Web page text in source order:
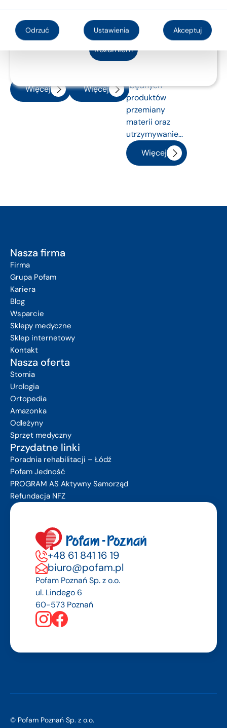
osoba oddaje
jedynie 0,5 l na
Więcej
prowadzące do
częściowego
opróżniania
Więcej
oczyszczającą,
mającą za
zadanie
pozbycie się
zbędnych
produktów
przemiany
materii oraz
utrzymywanie...
Więcej
etykietą.
Rozumiem
Nasza firma
Firma
Grupa Pofam
Kariera
Blog
Wsparcie
Sklepy medyczne
Sklep internetowy
Kontakt
Nasza oferta
Stomia
Urologia
Ortopedia
Amazonka
Odleżyny
Sprzęt medyczny
Przydatne linki
Poradnia rehabilitacji – Łódź
Pofam Jedność
PROGRAM AS Aktywny Samorząd
Refundacja NFZ
+48 61 841 16 19
biuro@pofam.pl
Pofam Poznań Sp. z o.o.
ul. Lindego 6
60-573 Poznań
© Pofam Poznań Sp. z o.o.
Odrzuć Ustawienia Akceptuj